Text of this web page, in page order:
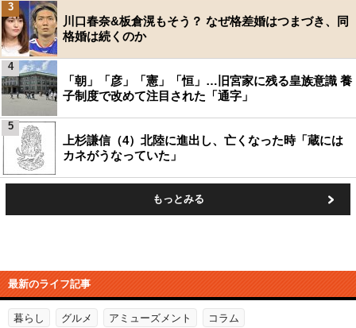
川口春奈&板倉滉もそう？ なぜ格差婚はつまづき、同
格婚は続くのか
3
「朝」「彦」「憲」「恒」…旧宮家に残る皇族意識 養
子制度で改めて注目された「通字」
4
上杉謙信（4）北陸に進出し、亡くなった時「蔵には
カネがうなっていた」
5
もっとみる
最新のライフ記事
暮らし グルメ アミューズメント コラム